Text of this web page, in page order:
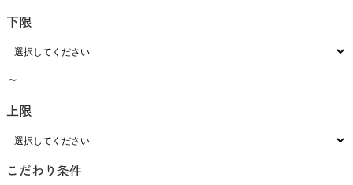
下限
～
上限
こだわり条件